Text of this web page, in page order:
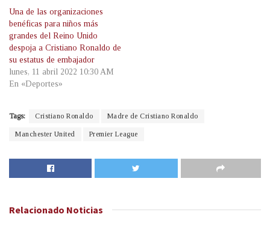
Una de las organizaciones
benéficas para niños más
grandes del Reino Unido
despoja a Cristiano Ronaldo de
su estatus de embajador
lunes, 11 abril 2022 10:30 AM
En «Deportes»
Tags: Cristiano Ronaldo Madre de Cristiano Ronaldo
Manchester United Premier League
Relacionado Noticias